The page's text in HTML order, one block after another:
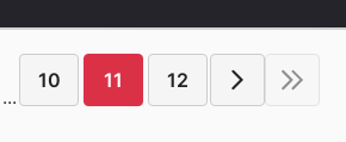
...
10 11 12